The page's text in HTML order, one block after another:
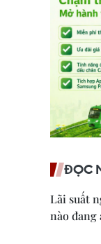
ĐỌC
Lãi suất
nào đang